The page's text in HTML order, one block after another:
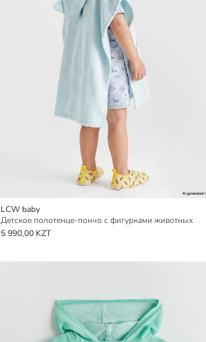
LCW baby
Детское полотенце-пончо с фигурками животных
5 990,00 KZT